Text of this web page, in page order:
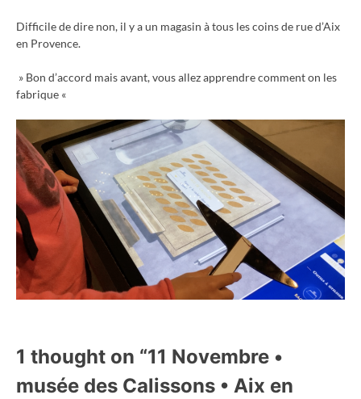
Difficile de dire non, il y a un magasin à tous les coins de rue d’Aix
en Provence.
» Bon d’accord mais avant, vous allez apprendre comment on les
fabrique «
1 thought on “11 Novembre •
musée des Calissons • Aix en